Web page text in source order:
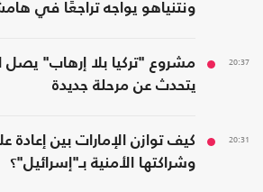
ونتنياهو يواجه تراجعًا في
20:37
مشروع "تركيا بلا إرهاب" يصل
يتحدث عن مرحلة جديدة
20:31
كيف توازن الإمارات بين إعادة
وشراكتها الأمنية بـ"إسرائيل"؟